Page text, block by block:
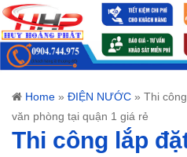
Home » ĐIỆN NƯỚC » Thi
văn phòng tại quận 1 giá rẻ
Thi công lắp